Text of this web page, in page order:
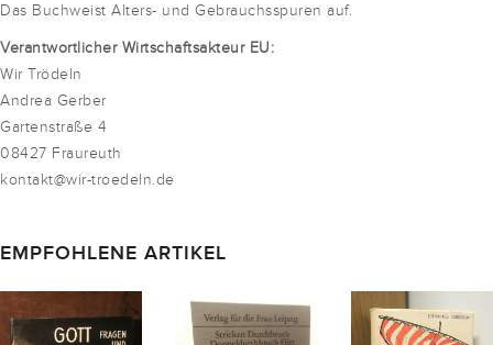
Das Buchweist Alters- und Gebrauchsspuren auf.
Verantwortlicher Wirtschaftsakteur EU:
Wir Trödeln
Andrea Gerber
Gartenstraße 4
08427 Fraureuth
kontakt@wir-troedeln.de
EMPFOHLENE ARTIKEL